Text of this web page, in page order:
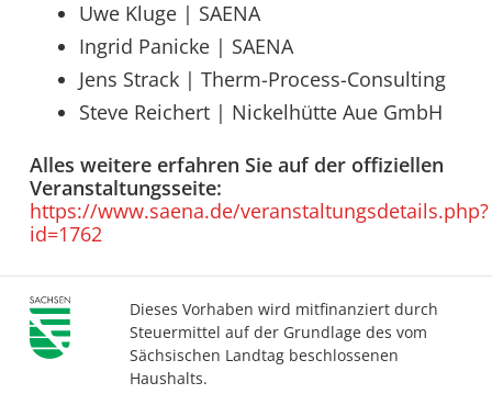
Uwe Kluge | SAENA
Ingrid Panicke | SAENA
Jens Strack | Therm-Process-Consulting
Steve Reichert | Nickelhütte Aue GmbH
Alles weitere erfahren Sie auf der offiziellen
Veranstaltungsseite:
https://www.saena.de/veranstaltungsdetails.php?
id=1762
Dieses Vorhaben wird mitfinanziert durch
Steuermittel auf der Grundlage des vom
Sächsischen Landtag beschlossenen
Haushalts.